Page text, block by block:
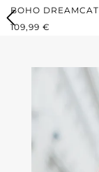
BOHO
REGULÄRER
109,99 €